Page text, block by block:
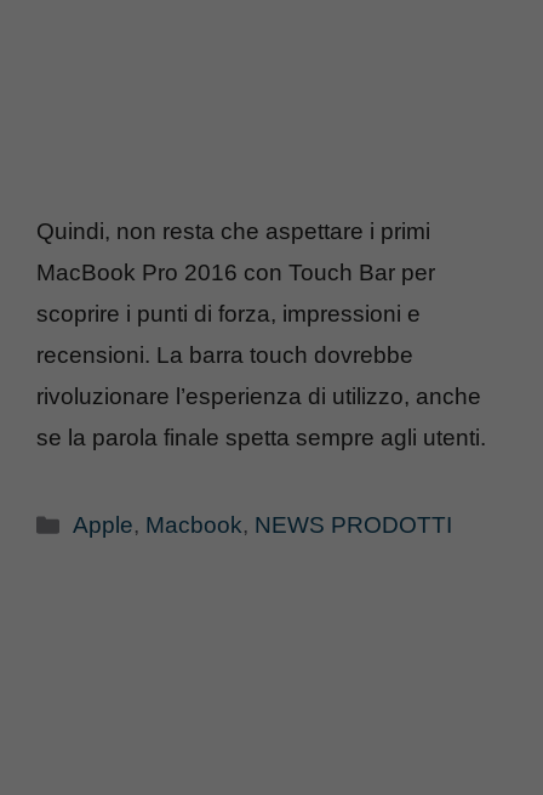
Quindi, non resta che aspettare i primi
MacBook Pro 2016 con Touch Bar per
scoprire i punti di forza, impressioni e
recensioni. La barra touch dovrebbe
rivoluzionare l’esperienza di utilizzo, anche
se la parola finale spetta sempre agli utenti.
Categorie
Apple, Macbook, NEWS PRODOTTI